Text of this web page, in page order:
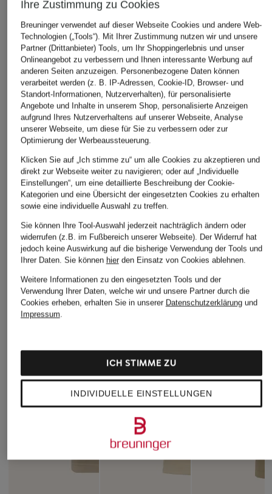
+Aktionsrabatt
CINQUE
Jersey-Poloshirt
CIBOLD
44,99 €
Bestpreis:38,24 €
Ursprünglich:89,99 €
+Aktionsrabatt
OLYMP
Strick-Poloshirt
55,99 €
Bestpreis:53,99 €
Ursprünglich:79,99 €
+Aktionsrabatt
CINQUE
Strick-
CIFLAVIEN
74,99 €
Bestpreis:
Ursprünglich:
ÄHNLICHE ARTIKEL ENTDECKEN
Ihre Zustimmung zu Cookies
Breuninger verwendet auf dieser Webseite Cookies und andere Web-
Technologien („Tools“). Mit Ihrer Zustimmung nutzen wir und unsere
Partner (Drittanbieter) Tools, um Ihr Shoppingerlebnis und unser
Onlineangebot zu verbessern und Ihnen interessante Werbung auf
anderen Seiten anzuzeigen. Personenbezogene Daten können
verarbeitet werden (z. B. IP-Adressen, Cookie-ID, Browser- und
Standort-Informationen, Nutzerverhalten), für personalisierte
Angebote und Inhalte in unserem Shop, personalisierte Anzeigen
aufgrund Ihres Nutzerverhaltens auf unserer Webseite, Analyse
unserer Webseite, um diese für Sie zu verbessern oder zur
Optimierung der Werbeaussteuerung.
Klicken Sie auf „Ich stimme zu“ um alle Cookies zu akzeptieren und
direkt zur Webseite weiter zu navigieren; oder auf „Individuelle
Einstellungen“, um eine detaillierte Beschreibung der Cookie-
Kategorien und eine Übersicht der eingesetzten Cookies zu erhalten
sowie eine individuelle Auswahl zu treffen.
Sie können Ihre Tool-Auswahl jederzeit nachträglich ändern oder
widerrufen (z.B. im Fußbereich unserer Webseite). Der Widerruf hat
jedoch keine Auswirkung auf die bisherige Verwendung der Tools und
Ihrer Daten. Sie können hierden Einsatz von Cookies ablehnen.
Weitere Informationen zu den eingesetzten Tools und der
Verwendung Ihrer Daten, welche wir und unsere Partner durch die
Cookies erheben, erhalten Sie in unserer Datenschutzerklärungund
Impressum.
INDIVIDUELLE EINSTELLUNGEN
ICH STIMME ZU